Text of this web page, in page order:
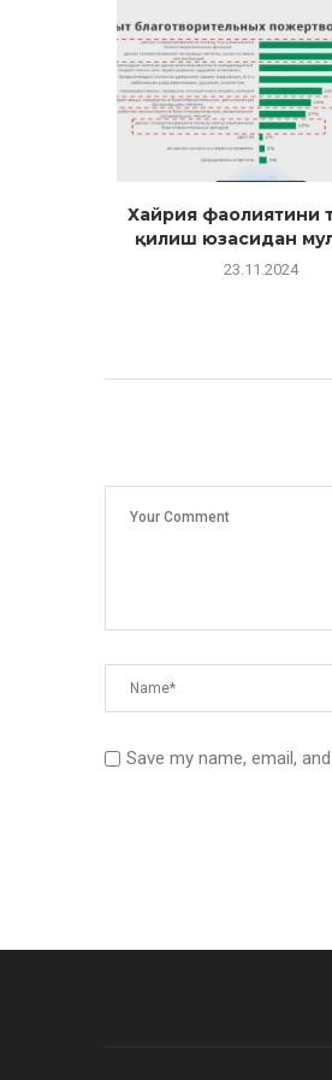
Хайрия фаолиятини
қилиш юзасидан
23.11.2024
Save my name, email,